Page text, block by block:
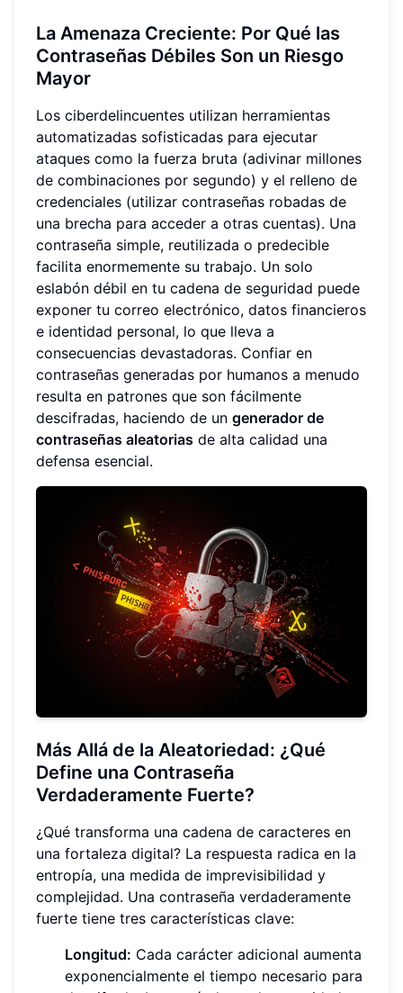
La Amenaza Creciente: Por Qué las
Contraseñas Débiles Son un Riesgo
Mayor
Los ciberdelincuentes utilizan herramientas
automatizadas sofisticadas para ejecutar
ataques como la fuerza bruta (adivinar millones
de combinaciones por segundo) y el relleno de
credenciales (utilizar contraseñas robadas de
una brecha para acceder a otras cuentas). Una
contraseña simple, reutilizada o predecible
facilita enormemente su trabajo. Un solo
eslabón débil en tu cadena de seguridad puede
exponer tu correo electrónico, datos financieros
e identidad personal, lo que lleva a
consecuencias devastadoras. Confiar en
contraseñas generadas por humanos a menudo
resulta en patrones que son fácilmente
descifradas, haciendo de un generador de
contraseñas aleatorias de alta calidad una
defensa esencial.
Más Allá de la Aleatoriedad: ¿Qué
Define una Contraseña
Verdaderamente Fuerte?
¿Qué transforma una cadena de caracteres en
una fortaleza digital? La respuesta radica en la
entropía, una medida de imprevisibilidad y
complejidad. Una contraseña verdaderamente
fuerte tiene tres características clave:
Longitud: Cada carácter adicional aumenta
exponencialmente el tiempo necesario para